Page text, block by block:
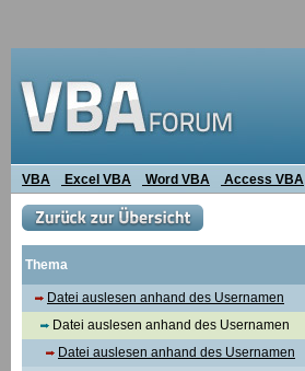
VBA Excel VBA Word VBA Access VBA
Thema
Datei auslesen anhand des Usernamen
Datei auslesen anhand des Usernamen
Datei auslesen anhand des Usernamen